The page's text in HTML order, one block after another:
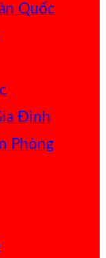
Quốc
Đình
Phòng